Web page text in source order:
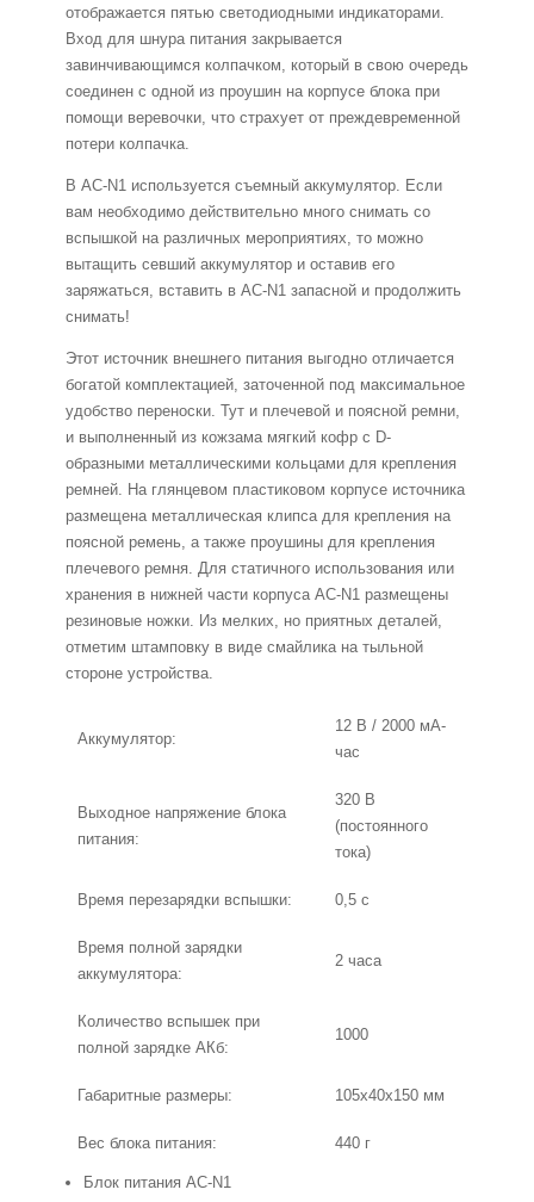
отображается пятью светодиодными индикаторами.
Вход для шнура питания закрывается
завинчивающимся колпачком, который в свою очередь
соединен с одной из проушин на корпусе блока при
помощи веревочки, что страхует от преждевременной
потери колпачка.
В AC-N1 используется съемный аккумулятор. Если
вам необходимо действительно много снимать со
вспышкой на различных мероприятиях, то можно
вытащить севший аккумулятор и оставив его
заряжаться, вставить в AC-N1 запасной и продолжить
снимать!
Этот источник внешнего питания выгодно отличается
богатой комплектацией, заточенной под максимальное
удобство переноски. Тут и плечевой и поясной ремни,
и выполненный из кожзама мягкий кофр с D-
образными металлическими кольцами для крепления
ремней. На глянцевом пластиковом корпусе источника
размещена металлическая клипса для крепления на
поясной ремень, а также проушины для крепления
плечевого ремня. Для статичного использования или
хранения в нижней части корпуса AC-N1 размещены
резиновые ножки. Из мелких, но приятных деталей,
отметим штамповку в виде смайлика на тыльной
стороне устройства.
Аккумулятор:
12 В / 2000 мА-
час
Выходное напряжение блока
питания:
320 В
(постоянного
тока)
Время перезарядки вспышки: 0,5 с
Время полной зарядки
аккумулятора:
2 часа
Количество вспышек при
полной зарядке АКб:
1000
Габаритные размеры: 105х40х150 мм
Вес блока питания: 440 г
Блок питания AC-N1